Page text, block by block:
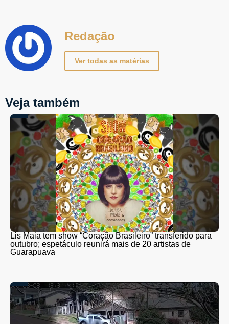
Redação
Ver todas as matérias
Veja também
Lis Maia tem show “Coração Brasileiro” transferido para
outubro; espetáculo reunirá mais de 20 artistas de
Guarapuava